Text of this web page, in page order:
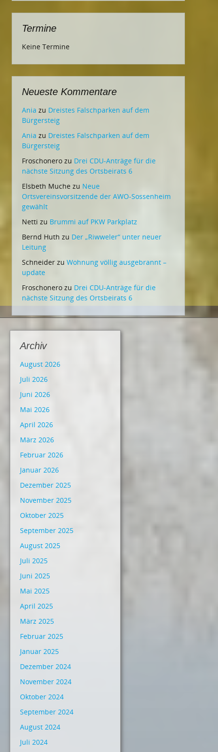
Termine
Keine Termine
Neueste Kommentare
Ania zu Dreistes Falschparken auf dem
Bürgersteig
Ania zu Dreistes Falschparken auf dem
Bürgersteig
Froschonero zu Drei CDU-Anträge für die
nächste Sitzung des Ortsbeirats 6
Elsbeth Muche zu Neue
Ortsvereinsvorsitzende der AWO-Sossenheim
gewählt
Netti zu Brummi auf PKW Parkplatz
Bernd Huth zu Der „Riwweler“ unter neuer
Leitung
Schneider zu Wohnung völlig ausgebrannt –
update
Froschonero zu Drei CDU-Anträge für die
nächste Sitzung des Ortsbeirats 6
Archiv
August 2026
Juli 2026
Juni 2026
Mai 2026
April 2026
März 2026
Februar 2026
Januar 2026
Dezember 2025
November 2025
Oktober 2025
September 2025
August 2025
Juli 2025
Juni 2025
Mai 2025
April 2025
März 2025
Februar 2025
Januar 2025
Dezember 2024
November 2024
Oktober 2024
September 2024
August 2024
Juli 2024